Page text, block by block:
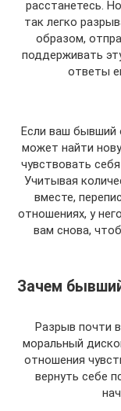
расстанетесь.
так легко
образом,
поддерживать
ответы
Если ваш бывший
может найти
чувствовать
Учитывая
вместе,
отношениях, у
вам снова,
Зачем
Разрыв почти
моральный
отношения
вернуть себе